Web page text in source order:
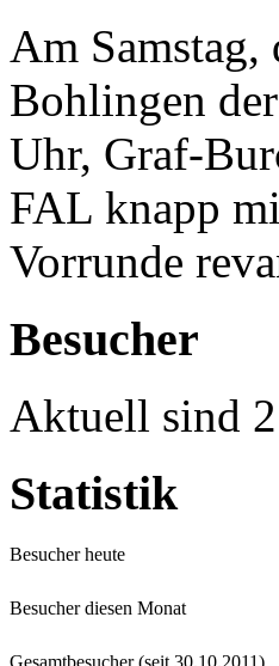
Am
Bohlingen
Uhr, Graf-
FAL knapp
Vorrunde
Besucher
Aktuell sind
Statistik
Besucher heute
Besucher diesen Monat
Gesamtbesucher (seit 30.10.2011)